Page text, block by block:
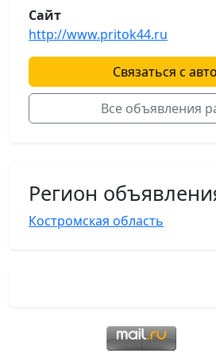
Сайт
http://www.pritok44.ru
Связаться с
Все объявления
Регион
Костромская область